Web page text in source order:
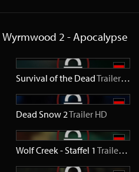
Wyrmwood 2 - Apocalypse
Trailer SD
Survival of the DeadTrailerSD
Trailer SD
Dead Snow 2Trailer HD
Wolf Creek - Staffel 1 Trailer HD